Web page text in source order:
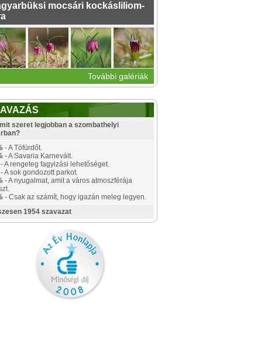
mocsári kockásliliom-
További galériák
szeret legjobban a szombathelyi
- A Tófürdőt.
- A Savaria Karnevált.
- A rengeteg fagyizási lehetőséget.
- A sok gondozott parkot.
- A nyugalmat, amit a város atmoszférája
- Csak az számít, hogy igazán meleg legyen.
1954 szavazat